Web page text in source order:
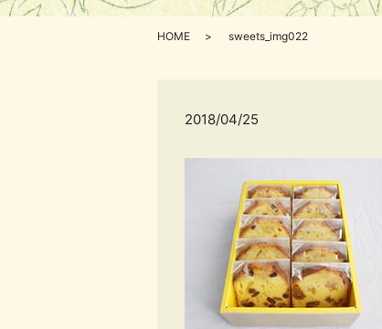
HOME sweets_img022
2018/04/25